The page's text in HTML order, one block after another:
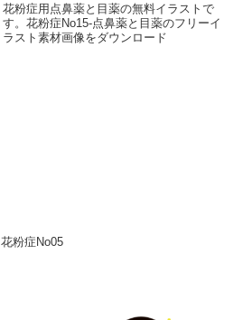
花粉症用点鼻薬と目薬の無料イラストで
す。花粉症No15-点鼻薬と目薬のフリーイ
ラスト素材画像をダウンロード
花粉症No05